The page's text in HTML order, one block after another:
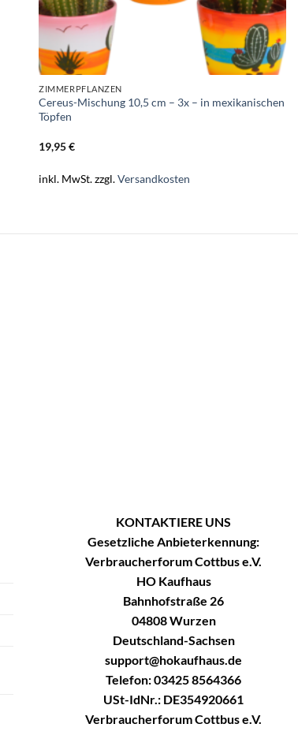
ZIMMERPFLANZEN
Cereus-Mischung 10,5 cm – 3x – in mexikanischen
Töpfen
19,95€
inkl. MwSt.zzgl.Versandkosten
KONTAKTIERE UNS
Gesetzliche Anbieterkennung:
Verbraucherforum Cottbus e.V.
HO Kaufhaus
Bahnhofstraße 26
04808 Wurzen
Deutschland-Sachsen
support@hokaufhaus.de
Telefon: 03425 8564366
USt-IdNr.: DE354920661
Verbraucherforum Cottbus e.V.